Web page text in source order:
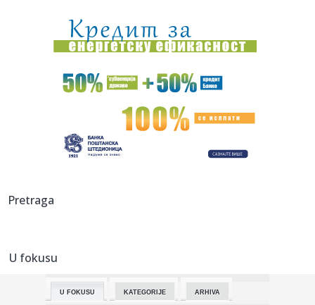
00:44:Dogodilo se na današnji datum, 7. avgust
00:44:Zvezda nastavlja tradiciju, opet časti najmlađe navijače
(FOTO...
Nissan Qashqai e-Power prešao 1980 km s jednim
00:29:Evropa gori! Još jedan toplotni talas, cela Italija pod
00:05:
00:04: Vukotić ne zna ko je Baba: "Vidim da ga svi hvale"
Pretraga
U fokusu
U FOKUSU KATEGORIJE ARHIVA